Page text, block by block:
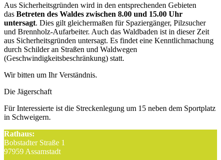
Aus Sicherheitsgründen wird in den entsprechenden Gebieten
das Betreten des Waldes zwischen 8.00 und 15.00 Uhr
untersagt. Dies gilt gleichermaßen für Spaziergänger, Pilzsucher
und Brennholz-Aufarbeiter. Auch das Waldbaden ist in dieser Zeit
aus Sicherheitsgründen untersagt. Es findet eine Kenntlichmachung
durch Schilder an Straßen und Waldwegen
(Geschwindigkeitsbeschränkung) statt.
Wir bitten um Ihr Verständnis.
Die Jägerschaft
Für Interessierte ist die Streckenlegung um 15 neben dem Sportplatz
in Schweigern.
Rathaus:
Bobstadter Straße 1
97959 Assamstadt